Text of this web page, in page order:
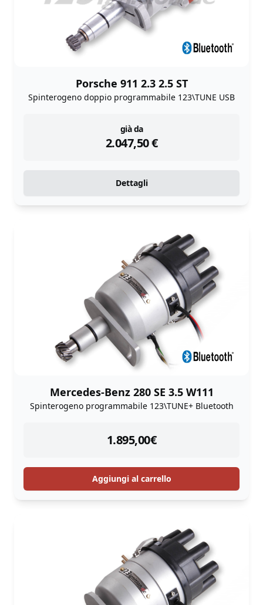
Porsche 911 2.3 2.5 ST
Spinterogeno doppio programmabile 123\TUNE USB
già da
2.047,50€
instock
Dettagli
Mercedes-Benz 280 SE 3.5 W111
Spinterogeno programmabile 123\TUNE+ Bluetooth
1.895,00€
instock
Aggiungi al carrello